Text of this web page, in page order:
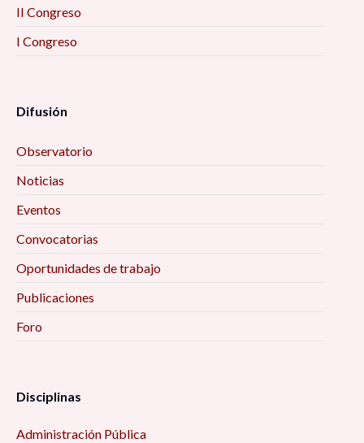
II Congreso
I Congreso
Difusión
Observatorio
Noticias
Eventos
Convocatorias
Oportunidades de trabajo
Publicaciones
Foro
Disciplinas
Administración Pública